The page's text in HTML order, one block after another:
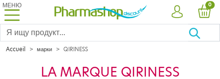
МЕНЮ
УЧЕТНАЯ
0
Accueil марки QIRINESS
LA MARQUE QIRINESS